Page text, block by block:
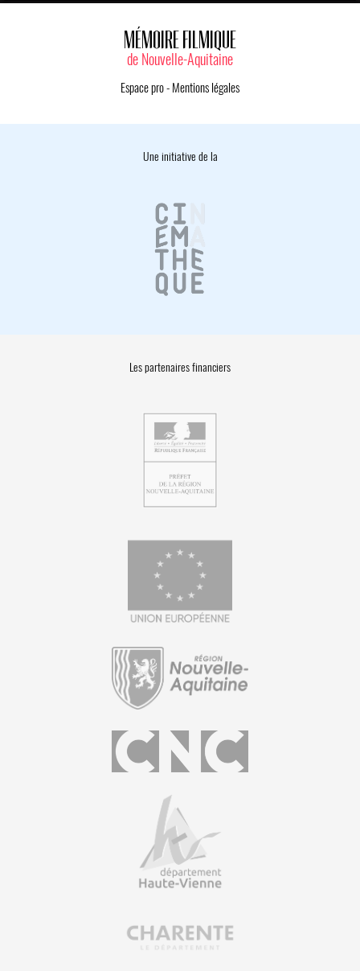
MÉMOIRE FILMIQUE
de Nouvelle-Aquitaine
Espace pro- Mentions légales
Une initiative de la
Les partenaires financiers